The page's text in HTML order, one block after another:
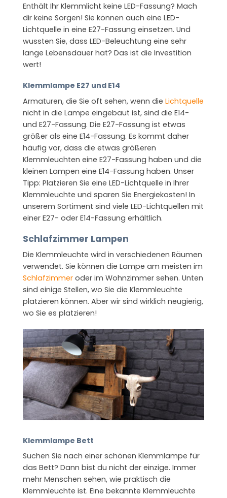
Enthält Ihr Klemmlicht keine LED-Fassung? Mach
dir keine Sorgen! Sie können auch eine LED-
Lichtquelle in eine E27-Fassung einsetzen. Und
wussten Sie, dass LED-Beleuchtung eine sehr
lange Lebensdauer hat? Das ist die Investition
wert!
Klemmlampe E27 und E14
Armaturen, die Sie oft sehen, wenn die Lichtquelle
nicht in die Lampe eingebaut ist, sind die E14-
und E27-Fassung. Die E27-Fassung ist etwas
größer als eine E14-Fassung. Es kommt daher
häufig vor, dass die etwas größeren
Klemmleuchten eine E27-Fassung haben und die
kleinen Lampen eine E14-Fassung haben. Unser
Tipp: Platzieren Sie eine LED-Lichtquelle in Ihrer
Klemmleuchte und sparen Sie Energiekosten! In
unserem Sortiment sind viele LED-Lichtquellen mit
einer E27- oder E14-Fassung erhältlich.
Schlafzimmer Lampen
Die Klemmleuchte wird in verschiedenen Räumen
verwendet. Sie können die Lampe am meisten im
Schlafzimmer oder im Wohnzimmer sehen. Unten
sind einige Stellen, wo Sie die Klemmleuchte
platzieren können. Aber wir sind wirklich neugierig,
wo Sie es platzieren!
Klemmlampe Bett
Suchen Sie nach einer schönen Klemmlampe für
das Bett? Dann bist du nicht der einzige. Immer
mehr Menschen sehen, wie praktisch die
Klemmleuchte ist. Eine bekannte Klemmleuchte